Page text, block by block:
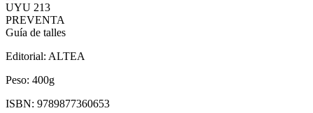
UYU 213
PREVENTA
Guía de talles
Editorial: ALTEA
Peso: 400g
ISBN: 9789877360653